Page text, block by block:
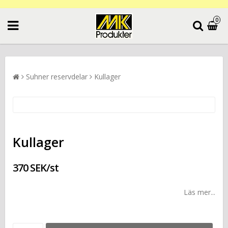
0
Suhner reservdelar Kullager
Kullager
370 SEK/st
Läs mer...